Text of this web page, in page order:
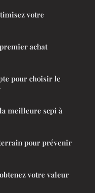
votre
achat
pour choisir le
meilleure scpi à
pour prévenir
votre valeur